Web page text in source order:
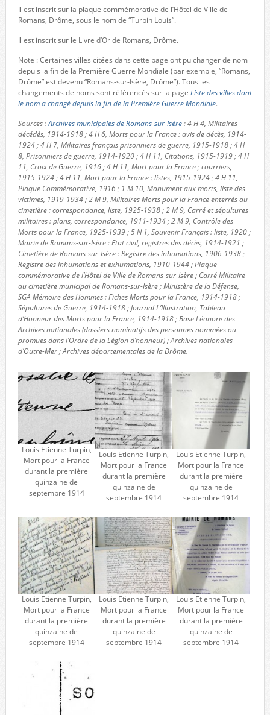
Il est inscrit sur la plaque commémorative de l’Hôtel de Ville de
Romans, Drôme, sous le nom de “Turpin Louis”.
Il est inscrit sur le Livre d’Or de Romans, Drôme.
Note : Certaines villes citées dans cette page ont pu changer de nom
depuis la fin de la Première Guerre Mondiale (par exemple, “Romans,
Drôme” est devenu “Romans-sur-Isère, Drôme”). Tous les
changements de noms sont référencés sur la page Liste des villes dont
le nom a changé depuis la fin de la Première Guerre Mondiale.
Sources :Archives municipales de Romans-sur-Isère: 4 H 4, Militaires
décédés, 1914-1918 ; 4 H 6, Morts pour la France : avis de décès, 1914-
1924 ; 4 H 7, Militaires français prisonniers de guerre, 1915-1918 ; 4 H
8, Prisonniers de guerre, 1914-1920 ; 4 H 11, Citations, 1915-1919 ; 4 H
11, Croix de Guerre, 1916 ; 4 H 11, Mort pour la France ; courriers,
1915-1924 ; 4 H 11, Mort pour la France : listes, 1915-1924 ; 4 H 11,
Plaque Commémorative, 1916 ; 1 M 10, Monument aux morts, liste des
victimes, 1919-1934 ; 2 M 9, Militaires Morts pour la France enterrés au
cimetière : correspondance, liste, 1925-1938 ; 2 M 9, Carré et sépultures
militaires : plans, correspondance, 1911-1934 ; 2 M 9, Contrôle des
Morts pour la France, 1925-1939 ; 5 N 1, Souvenir Français : liste, 1920 ;
Mairie de Romans-sur-Isère : Etat civil, registres des décès, 1914-1921 ;
Cimetière de Romans-sur-Isère : Registre des inhumations, 1906-1938 ;
Registre des inhumations et exhumations, 1910-1944 ; Plaque
commémorative de l’Hôtel de Ville de Romans-sur-Isère ; Carré Militaire
au cimetière municipal de Romans-sur-Isère ; Ministère de la Défense,
SGA Mémoire des Hommes : Fiches Morts pour la France, 1914-1918 ;
Sépultures de Guerre, 1914-1918 ; Journal L’Illustration, Tableau
d’Honneur des Morts pour la France, 1914-1918 ; Base Léonore des
Archives nationales (dossiers nominatifs des personnes nommées ou
promues dans l’Ordre de la Légion d’honneur) ; Archives nationales
d’Outre-Mer ; Archives départementales de la Drôme.
Louis Etienne Turpin,
Mort pour la France
durant la première
quinzaine de
septembre 1914
Louis Etienne Turpin,
Mort pour la France
durant la première
quinzaine de
septembre 1914
Louis Etienne Turpin,
Mort pour la France
durant la première
quinzaine de
septembre 1914
Louis Etienne Turpin,
Mort pour la France
durant la première
quinzaine de
septembre 1914
Louis Etienne Turpin,
Mort pour la France
durant la première
quinzaine de
septembre 1914
Louis Etienne Turpin,
Mort pour la France
durant la première
quinzaine de
septembre 1914